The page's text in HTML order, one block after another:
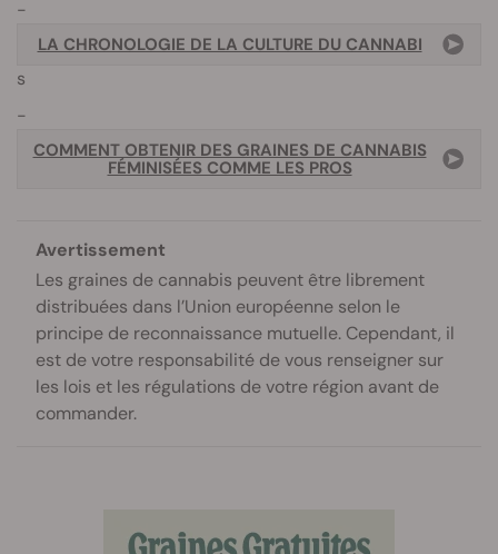
LA CHRONOLOGIE DE LA CULTURE DU CANNABI
s
COMMENT OBTENIR DES GRAINES DE CANNABIS
FÉMINISÉES COMME LES PROS
Avertissement
Les graines de cannabis peuvent être librement
distribuées dans l’Union européenne selon le
principe de reconnaissance mutuelle. Cependant, il
est de votre responsabilité de vous renseigner sur
les lois et les régulations de votre région avant de
commander.